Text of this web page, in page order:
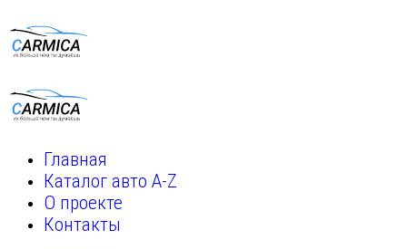
Главная
Каталог авто A-Z
О проекте
Контакты